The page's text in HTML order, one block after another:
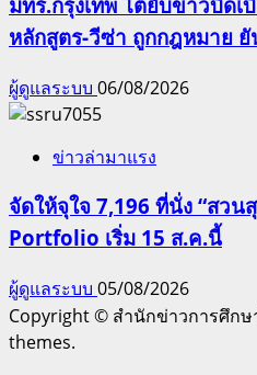
หลักสูตร-วีซ่า ถูกกฎหมาย
ผู้ดูแลระบบ 06/08/2026
ข่าวล่ามาแรง
จัดให้จุใจ 7,196 ที่นั่ง “สวน
Portfolio เริ่ม 15 ส.ค.นี้
ผู้ดูแลระบบ 05/08/2026
Copyright © สำนักข่าวการศึกษ
themes.